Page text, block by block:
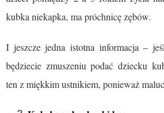
kubka niekapka, ma próchnicę zębów.
I jeszcze jedna istotna informacja –
będziecie zmuszeniu podać dziecku
ten z miękkim ustnikiem, ponieważ